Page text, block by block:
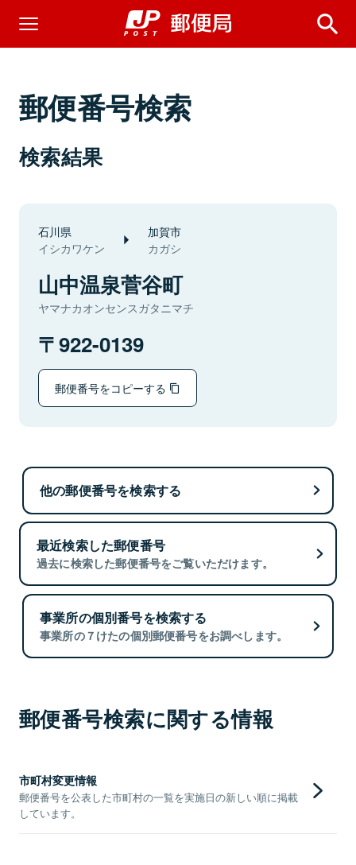
郵便番号検索
検索結果
石川県
イシカワケン
加賀市
カガシ
山中温泉菅谷町
ヤマナカオンセンスガタニマチ
922-0139
郵便番号をコピーする
他の郵便番号を検索する
最近検索した郵便番号
過去に検索した郵便番号をご覧いただけます。
事業所の個別番号を検索する
事業所の７けたの個別郵便番号をお調べします。
郵便番号検索に関する情報
市町村変更情報
郵便番号を公表した市町村の一覧を実施日の新しい順に掲載
しています。